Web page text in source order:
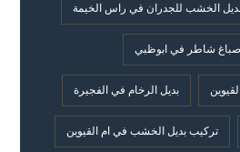
الخشب للجدران في راس الخيمة
شاطر في ابوظبي
بديل الرخام في الفجيرة
تركيب بديل الخشب في ام القيوين